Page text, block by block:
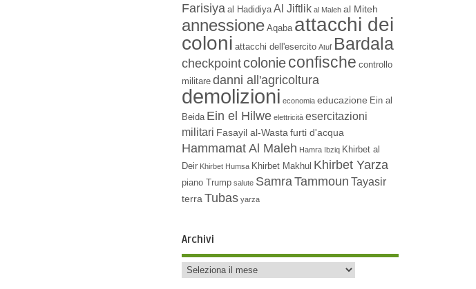
Farisiya al Hadidiya Al Jiftlik al Maleh al Miteh
annessione Aqaba attacchi dei
coloni attacchi dell'esercito Atuf Bardala
checkpointcolonieconfische controllo
militare danni all'agricoltura
demolizioni economia educazione Ein al
Beida Ein el Hilwe elettricità esercitazioni
militari Fasayil al-Wasta furti d'acqua
Hammamat Al Maleh Hamra Ibziq Khirbet al
Deir Khirbet Humsa Khirbet Makhul Khirbet Yarza
piano Trump salute Samra Tammoun Tayasir
terra Tubas yarza
Archivi